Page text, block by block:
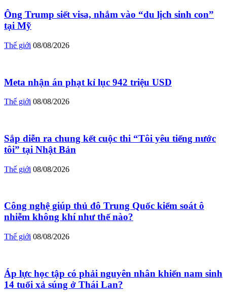
Ông Trump siết visa, nhắm vào “du lịch sinh con”
tại Mỹ
Thế giới 08/08/2026
Meta nhận án phạt kỉ lục 942 triệu USD
Thế giới 08/08/2026
Sắp diễn ra chung kết cuộc thi “Tôi yêu tiếng nước
tôi” tại Nhật Bản
Thế giới 08/08/2026
Công nghệ giúp thủ đô Trung Quốc kiểm soát ô
nhiễm không khí như thế nào?
Thế giới 08/08/2026
Áp lực học tập có phải nguyên nhân khiến nam sinh
14 tuổi xả súng ở Thái Lan?